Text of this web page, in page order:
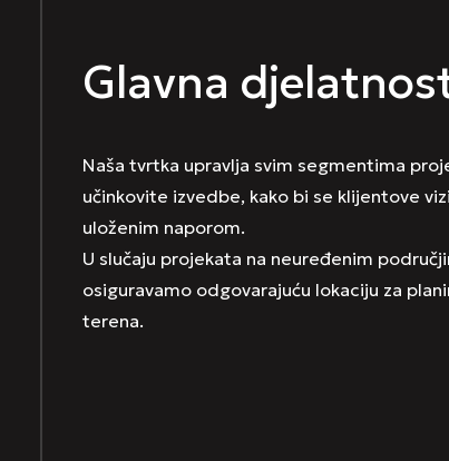
Glavna
Naša tvrtka upravlja svim segmentima
učinkovite izvedbe, kako bi se klijentove
uloženim naporom.
U slučaju projekata na neuređenim
osiguravamo odgovarajuću lokaciju za
terena.